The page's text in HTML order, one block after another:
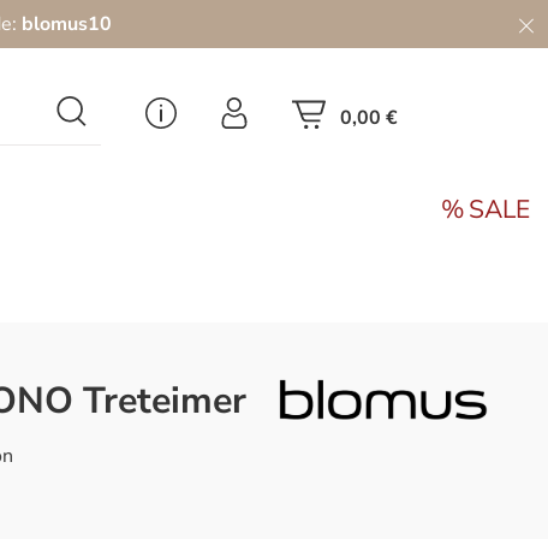
blomus10
0,00 €
SALE
Treteimer